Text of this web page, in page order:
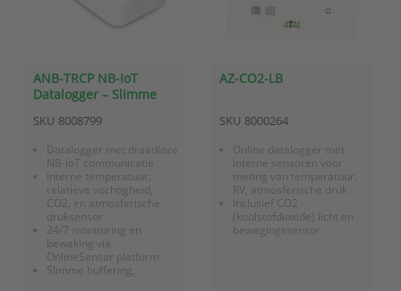
ANB-TRCP NB-IoT
Datalogger – Slimme
voor temperatuur, RV
en CO2
SKU 8008799
Datalogger met draadloze
NB-IoT communicatie
Interne temperatuur,
relatieve vochtigheid,
CO2, en atmosferische
druksensor
24/7 monitoring en
bewaking via
OnlineSensor platform
Slimme buffering,
AZ-CO2-LB
SKU 8000264
Online datalogger met
interne sensoren voor
meting van temperatuur,
RV, atmosferische druk
Inclusief CO2
(koolstofdioxide) licht en
bewegingssensor